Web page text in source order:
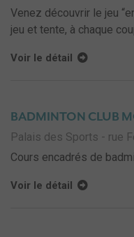
Venez découvrir le jeu
jeu et tente, à chaque
Voir le détail
BADMINTON CLUB
Palais des Sports - rue
Cours encadrés de
Voir le détail